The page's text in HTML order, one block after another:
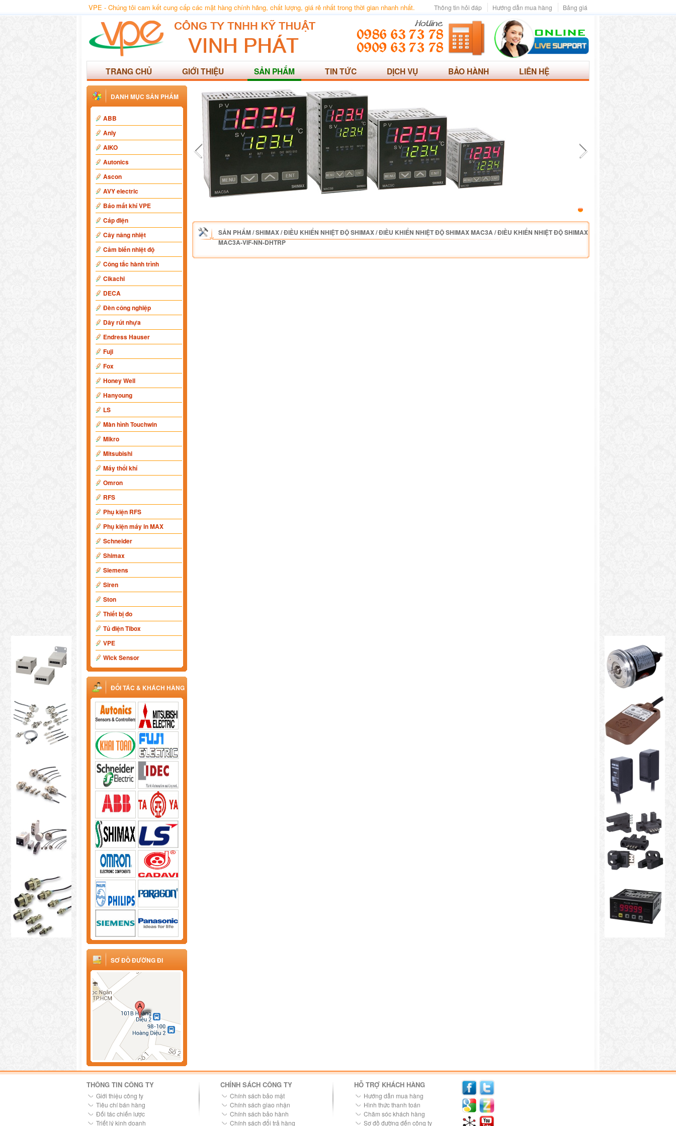
VPE - Chúng tôi cam kết cung cấp các mặt hàng chính hãng, chất lượng, giá rẻ nhất trong thời gian nhanh nhất. Bảng giá
Hướng dẫn mua hàng
Thông tin hỏi đáp
TRANG CHỦ GIỚI THIỆU SẢN PHẨM TIN TỨC DỊCH VỤ BẢO HÀNH LIÊN HỆ
DANH MỤC SẢN PHẨM
ABB
Anly
AIKO
Autonics
Ascon
AVY electric
Báo mất khí VPE
Cáp điện
Cây nâng nhiệt
Cảm biến nhiệt độ
Công tắc hành trình
Cikachi
DECA
Đèn công nghiệp
Dây rút nhựa
Endress Hauser
Fuji
Fox
Honey Well
Hanyoung
LS
Màn hình Touchwin
Mikro
Mitsubishi
Máy thổi khí
Omron
RFS
Phụ kiện RFS
Phụ kiện máy in MAX
Schneider
Shimax
Siemens
Siren
Ston
Thiết bị đo
Tủ điện Tibox
VPE
Wick Sensor
ĐỐI TÁC & KHÁCH HÀNG
SƠ ĐỒ ĐƯỜNG ĐI
SẢN PHẨM/SHIMAX/ĐIỀU KHIỂN NHIỆT ĐỘ SHIMAX/ĐIỀU KHIỂN NHIỆT ĐỘ SHIMAX MAC3A/ĐIỀU KHIỂN NHIỆT ĐỘ SHIMAX
MAC3A-VIF-NN-DHTRP
THÔNG TIN CÔNG TY
Giới thiệu công ty
Tiêu chí bán hàng
Đối tác chiến lược
Triết lý kinh doanh
CHÍNH SÁCH CÔNG TY
Chính sách bảo mật
Chính sách giao nhận
Chính sách bảo hành
Chính sách đổi trả hàng
HỖ TRỢ KHÁCH HÀNG
Hướng dẫn mua hàng
Hình thức thanh toán
Chăm sóc khách hàng
Sơ đồ đường đến công ty